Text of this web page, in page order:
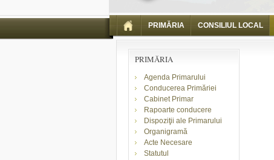
PRIMĂRIA CONSILIUL LOCAL
PRIMĂRIA
Agenda Primarului
Conducerea Primăriei
Cabinet Primar
Rapoarte conducere
Dispoziţii ale Primarului
Organigramă
Acte Necesare
Statutul